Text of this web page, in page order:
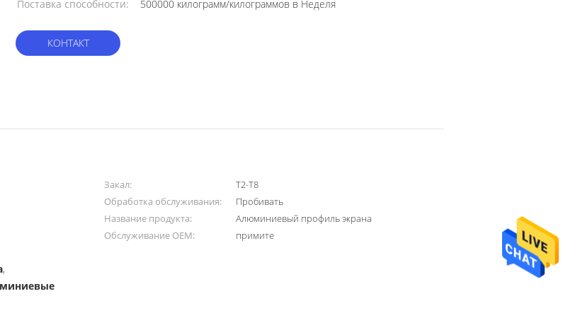
Поставка способности:
500000 килограмм/килограммов в Неделя
КОНТАКТ
Закал:
T2-T8
Обработка обслуживания:
Пробивать
Название продукта:
Алюминиевый профиль экрана
Обслуживание OEM:
примите
,